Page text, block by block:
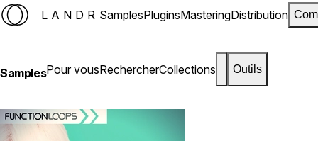
LANDR SamplesPluginsMasteringDistribution
SamplesPour vousRechercherCollections Outils